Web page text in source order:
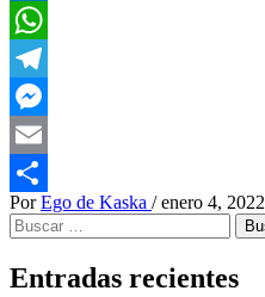
LinkedIn
WhatsApp
Telegram
Messenger
Email
Compartir
Por Ego de Kaska / enero 4, 2022
Buscar:
Entradas recientes